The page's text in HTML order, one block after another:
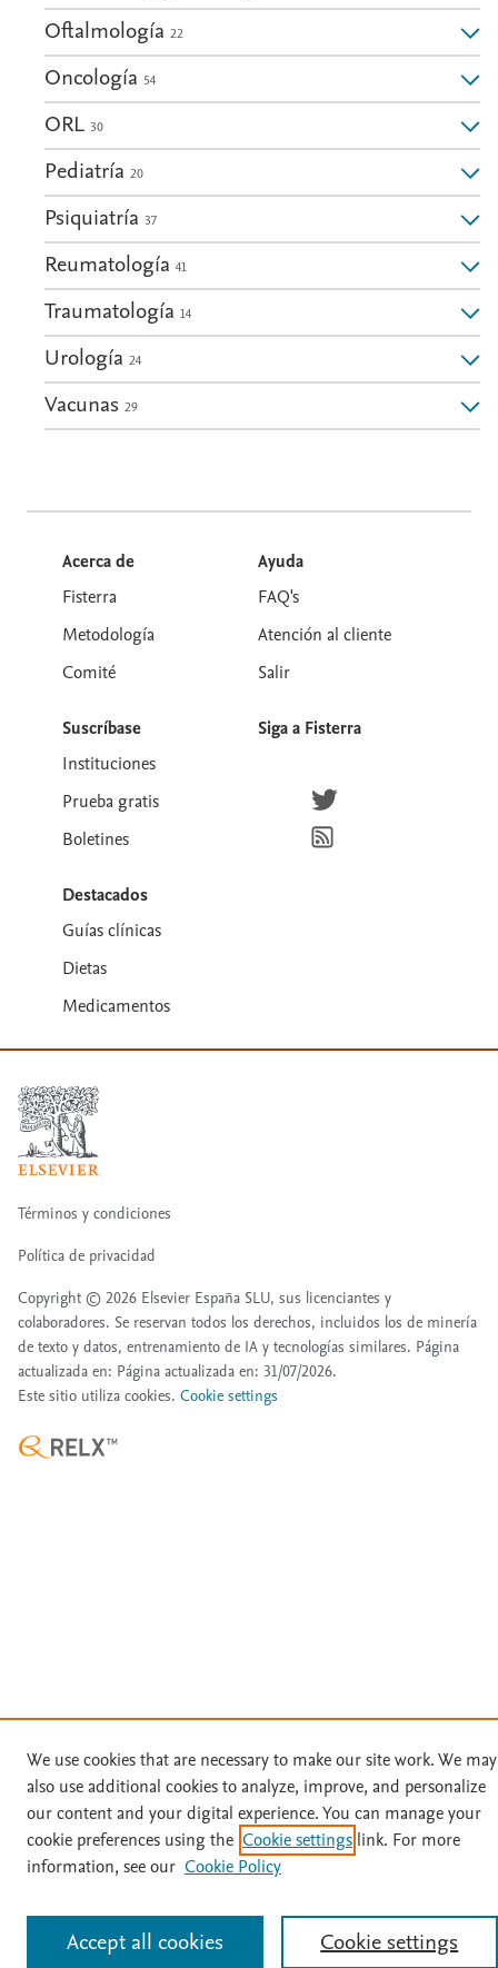
Oftalmología 22
Oncología 54
ORL 30
Pediatría 20
Psiquiatría 37
Reumatología 41
Traumatología 14
Urología 24
Vacunas 29
Acerca de
Fisterra
Metodología
Comité
Suscríbase
Instituciones
Prueba gratis
Boletines
Destacados
Guías clínicas
Dietas
Medicamentos
Ayuda
FAQ's
Atención al cliente
Salir
Siga a Fisterra
Síguenos en Twitter
Suscríbete para recibir
Términos y condiciones
Política de privacidad
Copyright © 2026 Elsevier España SLU, sus licenciantes y
colaboradores. Se reservan todos los derechos, incluidos los de minería
de texto y datos, entrenamiento de IA y tecnologías similares. Página
actualizada en: Página actualizada en: 31/07/2026.
Este sitio utiliza cookies. Cookie settings
We use cookies that are necessary to make our site work. We may
also use additional cookies to analyze, improve, and personalize
our content and your digital experience. You can manage your
cookie preferences using the Cookie settings link. For more
information, see our Cookie Policy
Cookie settings
Accept all cookies